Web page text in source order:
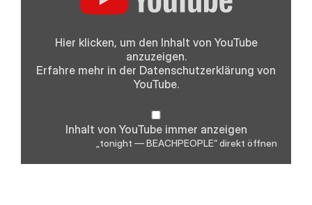
Hier klicken, um den Inhalt von YouTube
anzuzeigen.
Erfahre mehr in der Datenschutzerklärung von
YouTube.
Inhalt von YouTube immer anzeigen
„tonight — BEACHPEOPLE“ direkt öffnen